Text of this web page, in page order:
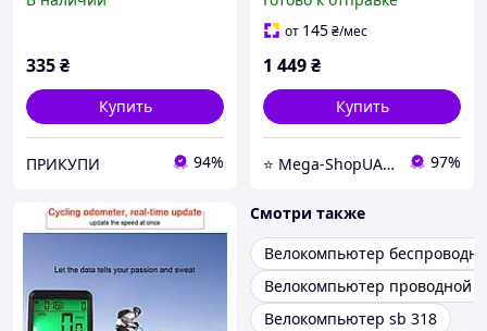
(блистер)
335₴
Купить
ПРИКУПИ 94%
HY35. Велосипедный
компьютер, спидометр на
от 145₴/мес
1 449₴
Купить
⭐️ Mega-ShopUA.com.ua 97%
Смотри также
Велокомпьютер
Велокомпьютер проводной
Велокомпьютер sb 318